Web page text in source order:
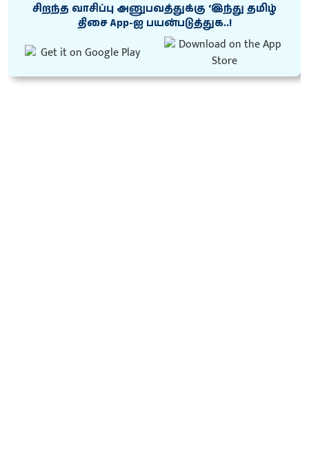
சிறந்த வாசிப்பு அனுபவத்துக்கு ‘இந்து தமிழ்
திசை App-ஐ பயன்படுத்துக..!